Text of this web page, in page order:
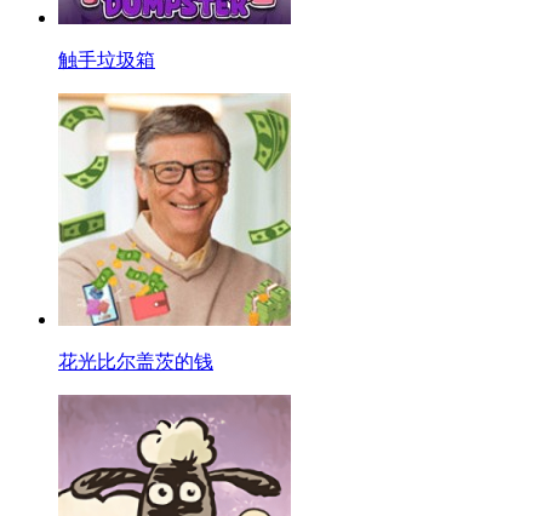
触手垃圾箱
花光比尔盖茨的钱